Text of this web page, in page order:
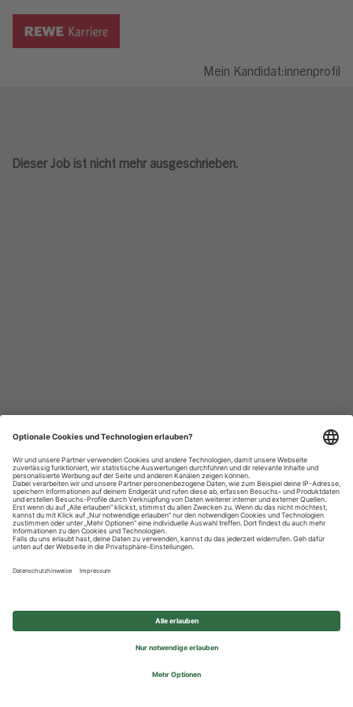
Mein Kandidat:innenprofil
Dieser Job ist nicht mehr ausgeschrieben.
Datenschutzhinweise
Impressum
Privatsphäre-Einstellungen
© 2026 REWE Group - All rights reserved